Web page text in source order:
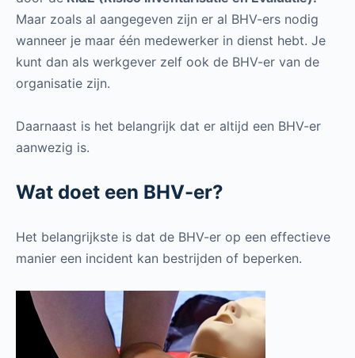
Maar zoals al aangegeven zijn er al BHV-ers nodig
wanneer je maar één medewerker in dienst hebt. Je
kunt dan als werkgever zelf ook de BHV-er van de
organisatie zijn.
Daarnaast is het belangrijk dat er altijd een BHV-er
aanwezig is.
Wat doet een BHV-er?
Het belangrijkste is dat de BHV-er op een effectieve
manier een incident kan bestrijden of beperken.